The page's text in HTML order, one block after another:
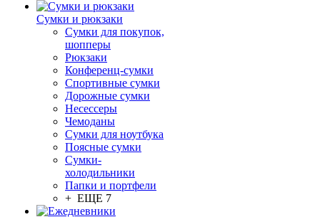
Сумки и рюкзаки
Сумки для покупок,
шопперы
Рюкзаки
Конференц-сумки
Спортивные сумки
Дорожные сумки
Несессеры
Чемоданы
Сумки для ноутбука
Поясные сумки
Сумки-
холодильники
Папки и портфели
+ ЕЩЕ 7